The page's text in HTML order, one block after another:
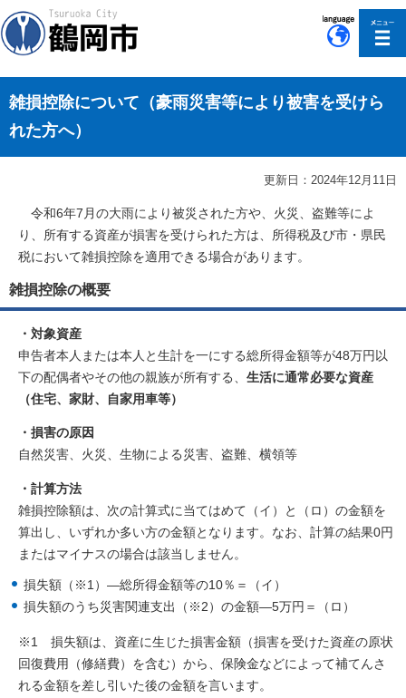
雑損控除について（豪雨災害等により被害を受けら
れた方へ）
更新日：2024年12月11日
令和6年7月の大雨により被災された方や、火災、盗難等によ
り、所有する資産が損害を受けられた方は、所得税及び市・県民
税において雑損控除を適用できる場合があります。
雑損控除の概要
・対象資産
申告者本人または本人と生計を一にする総所得金額等が48万円以
下の配偶者やその他の親族が所有する、 生活に通常必要な資産
（住宅、家財、自家用車等）
・損害の原因
自然災害、火災、生物による災害、盗難、横領等
・計算方法
雑損控除額は、次の計算式に当てはめて（イ）と（ロ）の金額を
算出し、いずれか多い方の金額となります。なお、計算の結果0円
またはマイナスの場合は該当しません。
損失額（※1）―総所得金額等の10％＝（イ）
損失額のうち災害関連支出（※2）の金額―5万円＝（ロ）
※1 損失額は、資産に生じた損害金額（損害を受けた資産の原状
回復費用（修繕費）を含む）から、保険金などによって補てんさ
れる金額を差し引いた後の金額を言います。